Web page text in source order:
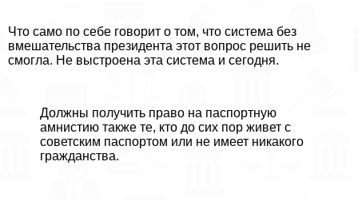
Что само по себе говорит о том, что система без
вмешательства президента этот вопрос решить не
смогла. Не выстроена эта система и сегодня.
Должны получить право на паспортную
амнистию также те, кто до сих пор живет с
советским паспортом или не имеет никакого
гражданства.